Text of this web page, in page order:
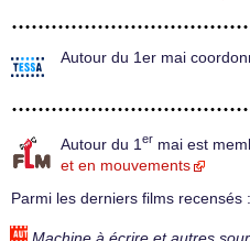
Autour du 1er mai
Autour du 1 er mai est
et en mouvements
Parmi les derniers films recensés :